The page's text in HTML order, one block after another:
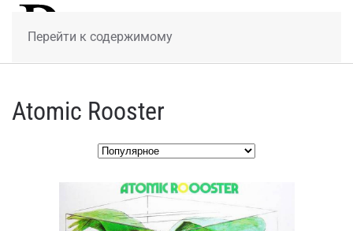
Перейти к содержимому
Atomic Rooster